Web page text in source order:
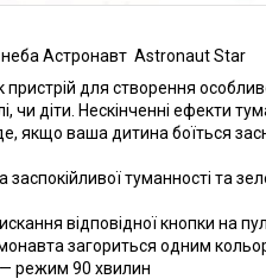
неба Астронавт Astronaut Star
для створення
чи діти. Нескінченні ефекти
якщо ваша дитина боїться
заспокійливої туманності та
відповідної кнопки на
загориться одним
режим 90 хвилин